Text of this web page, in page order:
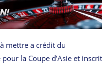
mettre a crédit du
la Coupe d’Asie et inscrit